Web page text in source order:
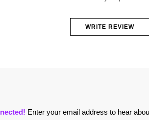
WRITE REVIEW
Enter your email address to hear